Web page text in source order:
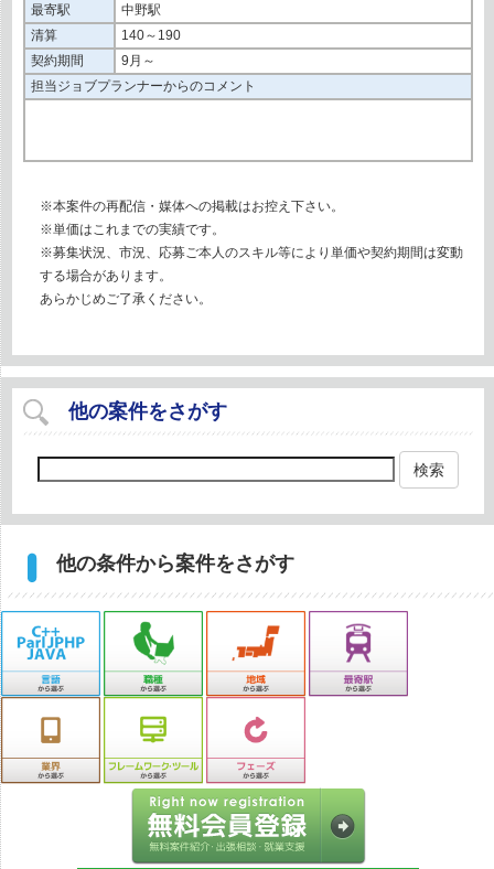
最寄駅
中野駅
清算
140～190
契約期間
9月～
担当ジョブプランナーからのコメント
※本案件の再配信・媒体への掲載はお控え下さい。
※単価はこれまでの実績です。
※募集状況、市況、応募ご本人のスキル等により単価や契約期間は変動
する場合があります。
あらかじめご了承ください。
他の案件をさがす
検索
他の条件から案件をさがす